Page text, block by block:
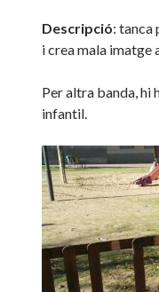
Descripció: tanca
i crea mala imatge
Per altra banda, hi
infantil.